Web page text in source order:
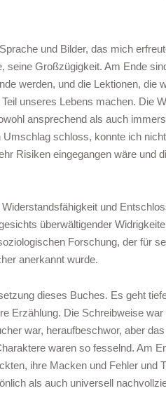
und Bilder, das mich
seine Großzügigkeit. Am Ende
werden, und die Lektionen, die
unseres Lebens machen. Die
ansprechend als auch
schloss, konnte ich
Risiken eingegangen wäre und
und
überwältigender
Forschung, der für
anerkannt wurde.
dieses Buches. Es geht
Erzählung. Die Schreibweise war
war, heraufbeschwor, aber
waren so fesselnd. Am
ihre Macken und Fehler und
als auch universell